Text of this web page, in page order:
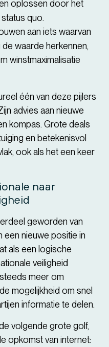
oplossen door het
quo.
aan iets waarvan
waarde herkennen,
winstmaximalisatie
één van deze pijlers
advies aan nieuwe
kompas. Grote deals
en betekenisvol
ook als het een keer
naar
geworden van
een nieuwe positie in
als een logische
veiligheid
meer om
mogelijkheid om snel
informatie te delen.
volgende grote golf,
opkomst van internet: